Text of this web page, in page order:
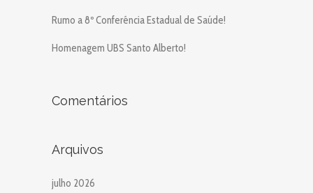
Rumo a 8º Conferência Estadual de Saúde!
Homenagem UBS Santo Alberto!
Comentários
Arquivos
julho 2026